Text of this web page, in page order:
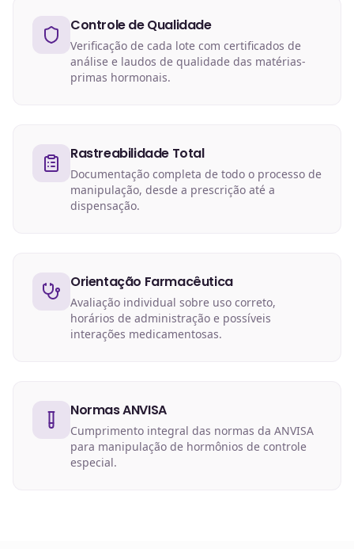
Controle de Qualidade
Verificação de cada lote com certificados de
análise e laudos de qualidade das matérias-
primas hormonais.
Rastreabilidade Total
Documentação completa de todo o processo de
manipulação, desde a prescrição até a
dispensação.
Orientação Farmacêutica
Avaliação individual sobre uso correto,
horários de administração e possíveis
interações medicamentosas.
Normas ANVISA
Cumprimento integral das normas da ANVISA
para manipulação de hormônios de controle
especial.